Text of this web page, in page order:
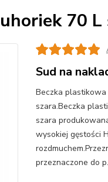
70 L
Sud na
Beczka
szara.Beczka
szara
wysokiej gęstości
przeznaczone do